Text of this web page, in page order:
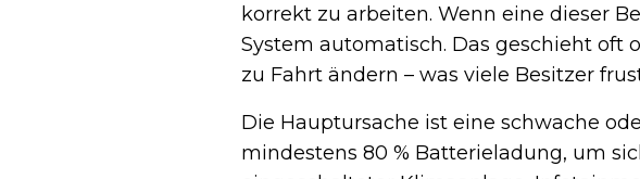
korrekt zu arbeiten. Wenn eine dieser
System automatisch. Das geschieht oft
zu Fahrt ändern – was viele Besitzer
Die Hauptursache ist eine schwache
mindestens 80 % Batterieladung, um